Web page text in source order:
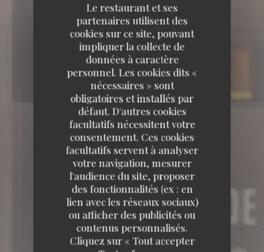
Le restaurant et ses
partenaires utilisent des
cookies sur ce site, pouvant
impliquer la collecte de
données à caractère
personnel. Les cookies dits «
nécessaires » sont
obligatoires et installés par
défaut. D'autres cookies
facultatifs nécessitent votre
consentement. Ces cookies
facultatifs servent à analyser
votre navigation, mesurer
l'audience du site, proposer
des fonctionnalités (ex : en
lien avec les réseaux sociaux)
ou afficher des publicités ou
contenus personnalisés.
Cliquez sur « Tout accepter